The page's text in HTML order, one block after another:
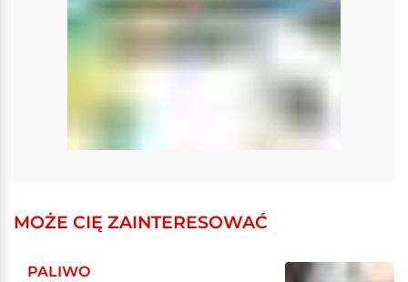
MOŻE CIĘ ZAINTERESOWAĆ
PALIWO